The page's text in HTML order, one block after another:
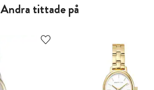
Andra tittade på